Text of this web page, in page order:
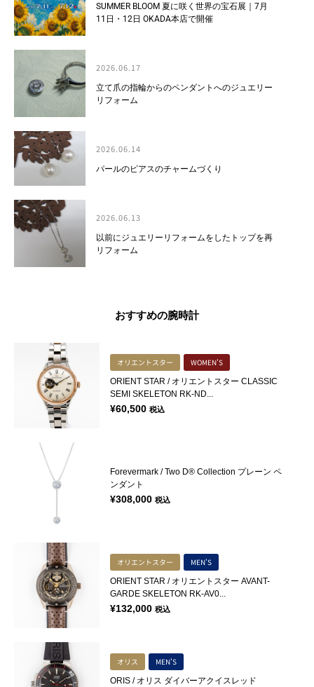
SUMMER BLOOM 夏に咲く世界の宝石展｜7月
11日・12日 OKADA本店で開催
2026.06.17
立て爪の指輪からのペンダントへのジュエリー
リフォーム
2026.06.14
パールのピアスのチャームづくり
2026.06.13
以前にジュエリーリフォームをしたトップを再
リフォーム
おすすめの腕時計
オリエントスター WOMEN'S
ORIENT STAR / オリエントスター CLASSIC
SEMI SKELETON RK-ND...
¥60,500 税込
Forevermark / Two D® Collection プレーン ペ
ンダント
¥308,000 税込
オリエントスター MEN'S
ORIENT STAR / オリエントスター AVANT-
GARDE SKELETON RK-AV0...
¥132,000 税込
オリス MEN'S
ORIS / オリス ダイバーアクイスレッド